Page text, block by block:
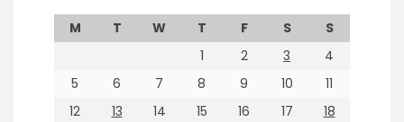
M T W T F S
S
1
2 3
4
5
6 7 8 9 10
11
12
13 14 15 16 17
18